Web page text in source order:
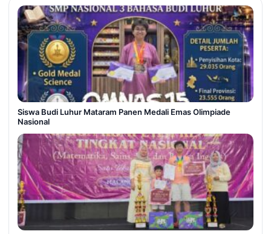
Siswa Budi Luhur Mataram Panen Medali Emas Olimpiade
Nasional